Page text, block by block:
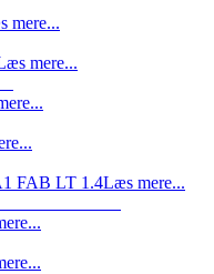
mere...
mere...
FAB LT 1.4Læs mere...